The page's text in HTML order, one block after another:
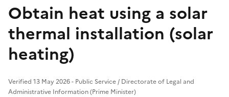
Obtain heat using a solar
thermal installation (solar
heating)
Verified 13 May 2026 - Public Service / Directorate of Legal and
Administrative Information (Prime Minister)